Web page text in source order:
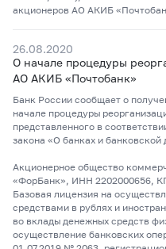
акционеров АО АКИБ
26.08.2020
О начале процедуры
АО АКИБ «Почтобанк»
Банк России сообщает о
начале процедуры
представленного в
закона «О банках и банковской
Акционерное общество
«ФорБанк», ИНН 2202000656,
Базовая лицензия на
средствами в рублях и
во вклады денежных средств
осуществление банковских